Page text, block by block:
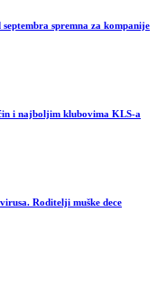
spremna za kompanije
i najboljim klubovima KLS-a
Roditelji muške dece